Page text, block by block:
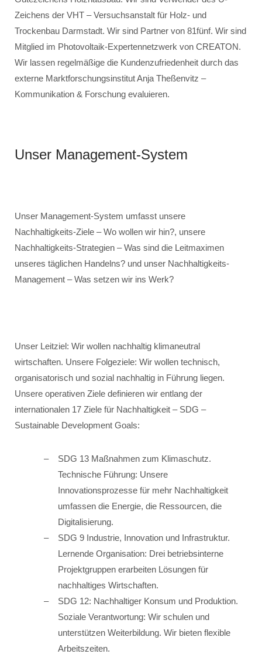
Zeichens der VHT – Versuchsanstalt für Holz- und
Trockenbau Darmstadt. Wir sind Partner von 81fünf. Wir sind
Mitglied im Photovoltaik-Expertennetzwerk von CREATON.
Wir lassen regelmäßige die Kundenzufriedenheit durch das
externe Marktforschungsinstitut Anja Theßenvitz –
Kommunikation & Forschung evaluieren.
Unser Management-System
Unser Management-System umfasst unsere
Nachhaltigkeits-Ziele – Wo wollen wir hin?, unsere
Nachhaltigkeits-Strategien – Was sind die Leitmaximen
unseres täglichen Handelns? und unser Nachhaltigkeits-
Management – Was setzen wir ins Werk?
Unser Leitziel: Wir wollen nachhaltig klimaneutral
wirtschaften. Unsere Folgeziele: Wir wollen technisch,
organisatorisch und sozial nachhaltig in Führung liegen.
Unsere operativen Ziele definieren wir entlang der
internationalen 17 Ziele für Nachhaltigkeit – SDG –
Sustainable Development Goals:
SDG 13 Maßnahmen zum Klimaschutz.
Technische Führung: Unsere
Innovationsprozesse für mehr Nachhaltigkeit
umfassen die Energie, die Ressourcen, die
Digitalisierung.
SDG 9 Industrie, Innovation und Infrastruktur.
Lernende Organisation: Drei betriebsinterne
Projektgruppen erarbeiten Lösungen für
nachhaltiges Wirtschaften.
SDG 12: Nachhaltiger Konsum und Produktion.
Soziale Verantwortung: Wir schulen und
unterstützen Weiterbildung. Wir bieten flexible
Arbeitszeiten.